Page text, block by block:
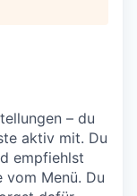
– du
aktiv mit. Du
empfiehlst
vom Menü. Du